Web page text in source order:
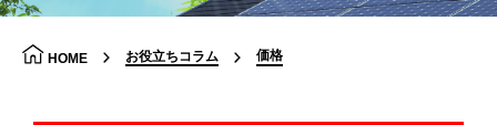
HOME お役立ちコラム 価格